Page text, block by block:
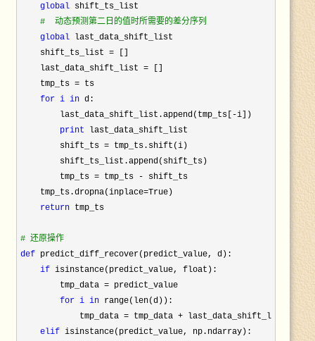
global shift_ts_list
#
  动态预测第二日的值时所需要的差分序列
global last_data_shift_list
    shift_ts_list =
[]
    last_data_shift_list =
[]
    tmp_ts =
ts
for i in d:
        last_data_shift_list.append(tmp_ts[-
i])
print last_data_shift_list
        shift_ts =
tmp_ts.shift(i)
        shift_ts_list.append(shift_ts)
        tmp_ts = tmp_ts -
shift_ts
    tmp_ts.dropna(inplace=
True)
return tmp_ts
#
def predict_diff_recover(predict_value, d):
if isinstance(predict_value, float):
        tmp_data =
predict_value
for i in range(len(d)):
            tmp_data = tmp_data + last_data_shift_list[-i-1
elif isinstance(predict_value, np.ndarray):